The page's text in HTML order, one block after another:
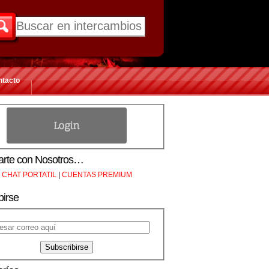
con Nosotros…
CHAT PORTATIL | CUENTAS PREMIUM